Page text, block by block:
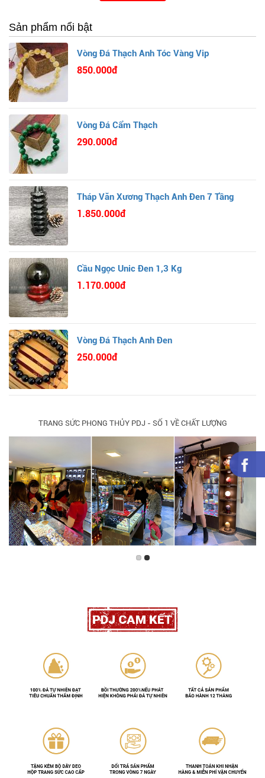
Sản phẩm nổi bật
Vòng Đá Thạch Anh Tóc Vàng Vip
850.000đ
Vòng Đá Cẩm Thạch
290.000đ
Tháp Văn Xương Thạch Anh Đen 7 Tầng
1.850.000đ
Cầu Ngọc Unic Đen 1,3 Kg
1.170.000đ
Vòng Đá Thạch Anh Đen
250.000đ
TRANG SỨC PHONG THỦY PDJ - SỐ 1 VỀ CHẤT LƯỢNG